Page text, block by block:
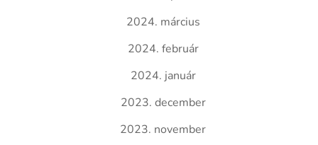
2024. március
2024. február
2024. január
2023. december
2023. november